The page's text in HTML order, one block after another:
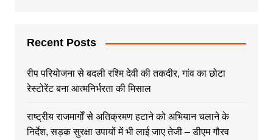
Recent Posts
रीप परियोजना से बदली रश्मि देवी की तकदीर, गांव का छोटा
रेस्टोरेंट बना आत्मनिर्भरता की मिसाल
राष्ट्रीय राजमार्गों से अतिक्रमण हटाने को अभियान चलाने के
निर्देश, सड़क सुरक्षा उपायों में भी लाई जाए तेजी – डीएम गौरव